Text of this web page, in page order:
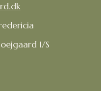
I/S